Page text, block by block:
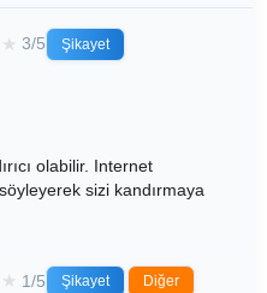
★ 3/5
Şikayet
olabilir. Internet
sizi kandırmaya
★ 1/5 Şikayet Diğer